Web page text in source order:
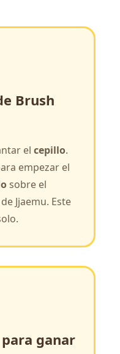
Brush
el cepillo.
empezar el
sobre el
Jjaemu. Este
ganar